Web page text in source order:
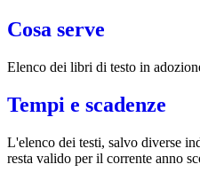
Cosa serve
Elenco dei libri di testo in
Tempi e scadenze
L'elenco dei testi, salvo diverse
resta valido per il corrente anno